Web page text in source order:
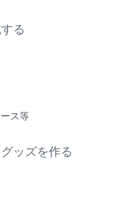
る
ス等
ッズを作る